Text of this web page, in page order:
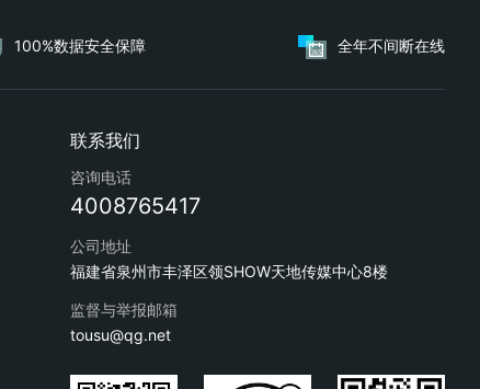
100%数据安全保障 全年不间断在线
咨询电话
4008765417
公司地址
福建省泉州市丰泽区领SHOW天地传媒中心8楼
监督与举报邮箱
tousu@qg.net